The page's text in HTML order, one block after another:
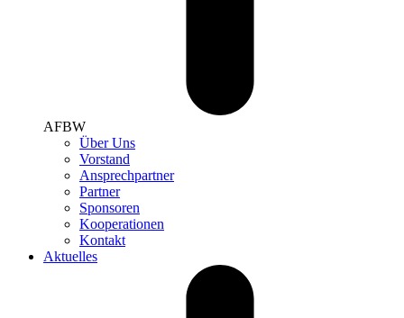
AFBW
Über Uns
Vorstand
Ansprechpartner
Partner
Sponsoren
Kooperationen
Kontakt
Aktuelles